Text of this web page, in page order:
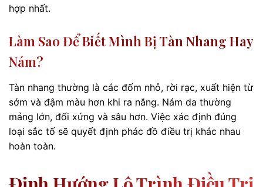
hợp nhất.
Làm Sao Để Biết Mình Bị Tàn Nhang Hay
Nám?
Tàn nhang thường là các đốm nhỏ, rời rạc, xuất hiện từ
sớm và đậm màu hơn khi ra nắng. Nám da thường
mảng lớn, đối xứng và sâu hơn. Việc xác định đúng
loại sắc tố sẽ quyết định phác đồ điều trị khác nhau
hoàn toàn.